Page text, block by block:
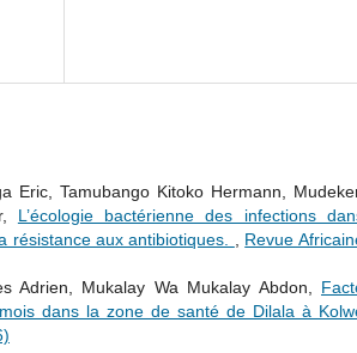
Eric, Tamubango Kitoko Hermann,
L’écologie bactérienne des infections
résistance aux antibiotiques.
Revue
Adrien, Mukalay Wa Mukalay Abdon,
dans la zone de santé de Dilala à